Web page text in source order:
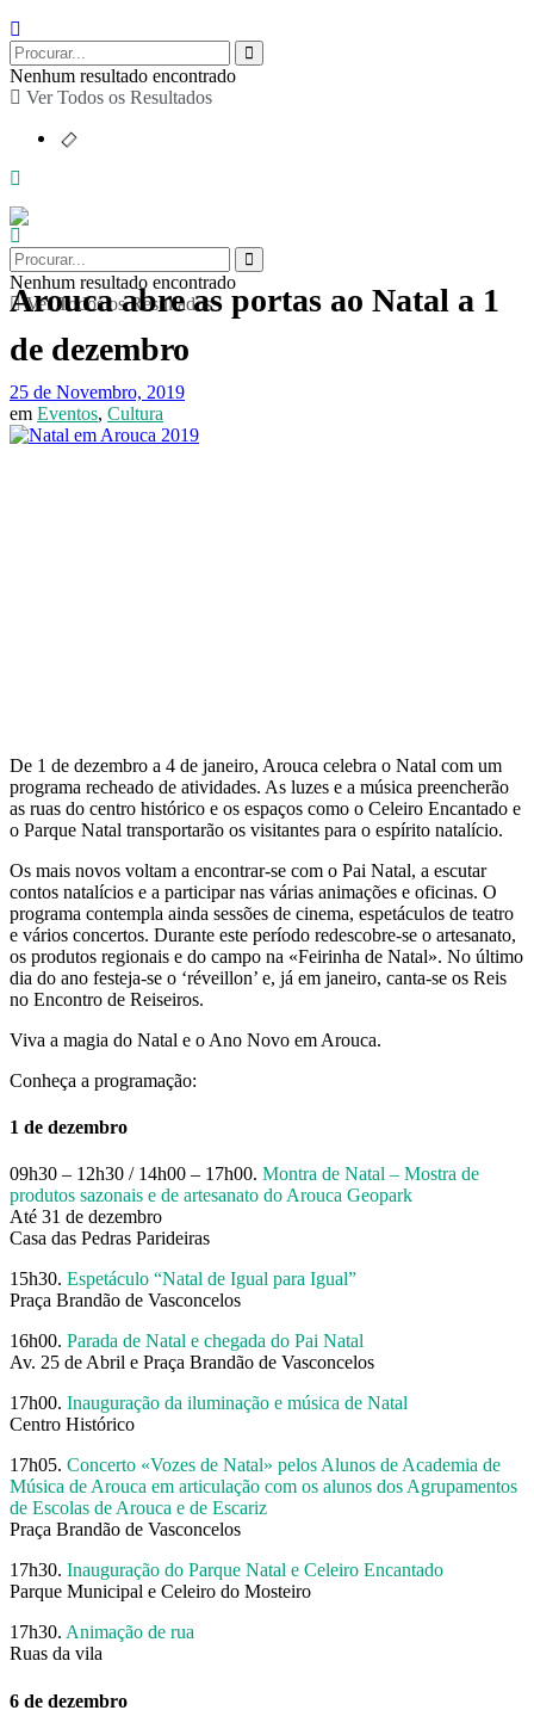
Nenhum resultado encontrado
Ver Todos os Resultados
Nenhum resultado encontrado
Ver Todos os Resultados
Arouca abre as portas ao Natal a 1
de dezembro
25 de Novembro, 2019
em Eventos, Cultura
De 1 de dezembro a 4 de janeiro, Arouca celebra o Natal com um
programa recheado de atividades. As luzes e a música preencherão
as ruas do centro histórico e os espaços como o Celeiro Encantado e
o Parque Natal transportarão os visitantes para o espírito natalício.
Os mais novos voltam a encontrar-se com o Pai Natal, a escutar
contos natalícios e a participar nas várias animações e oficinas. O
programa contempla ainda sessões de cinema, espetáculos de teatro
e vários concertos. Durante este período redescobre-se o artesanato,
os produtos regionais e do campo na «Feirinha de Natal». No último
dia do ano festeja-se o ‘réveillon’ e, já em janeiro, canta-se os Reis
no Encontro de Reiseiros.
Viva a magia do Natal e o Ano Novo em Arouca.
Conheça a programação:
1 de dezembro
09h30 – 12h30 / 14h00 – 17h00. Montra de Natal – Mostra de
produtos sazonais e de artesanato do Arouca Geopark
Até 31 de dezembro
Casa das Pedras Parideiras
15h30. Espetáculo “Natal de Igual para Igual”
Praça Brandão de Vasconcelos
16h00. Parada de Natal e chegada do Pai Natal
Av. 25 de Abril e Praça Brandão de Vasconcelos
17h00. Inauguração da iluminação e música de Natal
Centro Histórico
17h05. Concerto «Vozes de Natal» pelos Alunos de Academia de
Música de Arouca em articulação com os alunos dos Agrupamentos
de Escolas de Arouca e de Escariz
Praça Brandão de Vasconcelos
17h30. Inauguração do Parque Natal e Celeiro Encantado
Parque Municipal e Celeiro do Mosteiro
17h30. Animação de rua
Ruas da vila
6 de dezembro